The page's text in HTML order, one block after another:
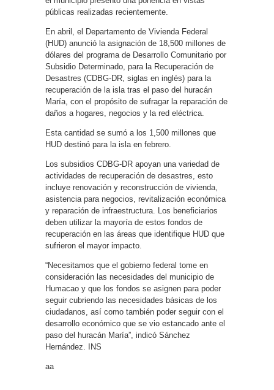
públicas realizadas recientemente.
En abril, el Departamento de Vivienda Federal
(HUD) anunció la asignación de 18,500 millones de
dólares del programa de Desarrollo Comunitario por
Subsidio Determinado, para la Recuperación de
Desastres (CDBG-DR, siglas en inglés) para la
recuperación de la isla tras el paso del huracán
María, con el propósito de sufragar la reparación de
daños a hogares, negocios y la red eléctrica.
Esta cantidad se sumó a los 1,500 millones que
HUD destinó para la isla en febrero.
Los subsidios CDBG-DR apoyan una variedad de
actividades de recuperación de desastres, esto
incluye renovación y reconstrucción de vivienda,
asistencia para negocios, revitalización económica
y reparación de infraestructura. Los beneficiarios
deben utilizar la mayoría de estos fondos de
recuperación en las áreas que identifique HUD que
sufrieron el mayor impacto.
“Necesitamos que el gobierno federal tome en
consideración las necesidades del municipio de
Humacao y que los fondos se asignen para poder
seguir cubriendo las necesidades básicas de los
ciudadanos, así como también poder seguir con el
desarrollo económico que se vio estancado ante el
paso del huracán María”, indicó Sánchez
Hernández. INS
aa